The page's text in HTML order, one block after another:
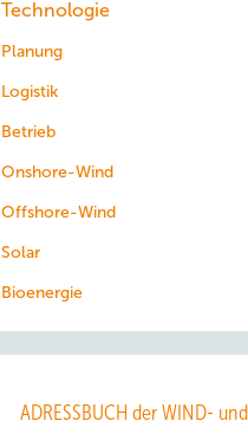
Technologie
Planung
Logistik
Betrieb
Onshore-Wind
Offshore-Wind
Solar
Bioenergie
ADRESSBUCH der WIND- und